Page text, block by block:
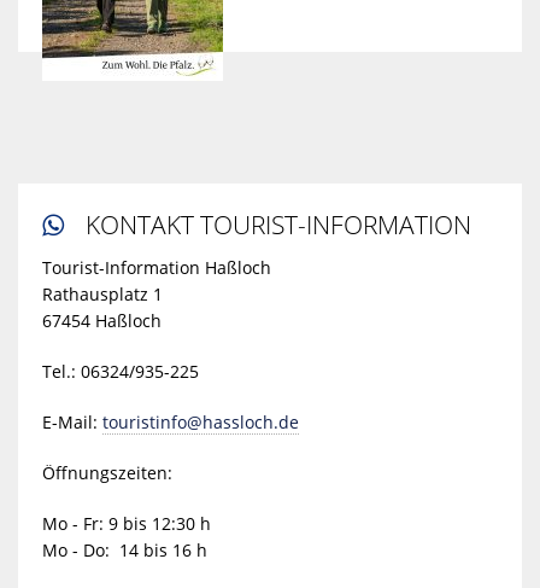
 KONTAKT TOURIST-INFORMATION
Tourist-Information Haßloch
Rathausplatz 1
67454 Haßloch
Tel.: 06324/935-225
E-Mail: touristinfo@hassloch.de
Öffnungszeiten:
Mo - Fr: 9 bis 12:30 h
Mo - Do: 14 bis 16 h